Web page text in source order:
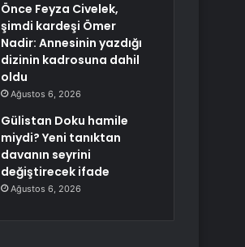
Önce Feyza Civelek,
şimdi kardeşi Ömer
Nadir: Annesinin yazdığı
dizinin kadrosuna dahil
oldu
Ağustos 6, 2026
Gülistan Doku hamile
miydi? Yeni tanıktan
davanın seyrini
değiştirecek ifade
Ağustos 6, 2026